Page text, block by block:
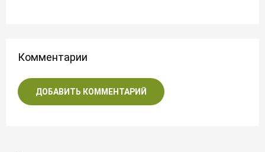
Комментарии
ДОБАВИТЬ КОММЕНТАРИЙ